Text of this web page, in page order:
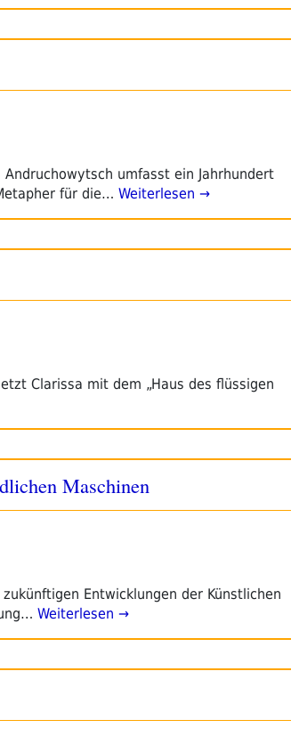
Andruchowytsch umfasst ein Jahrhundert
für die… Weiterlesen →
Clarissa mit dem „Haus des flüssigen
Maschinen
Entwicklungen der Künstlichen
Weiterlesen →